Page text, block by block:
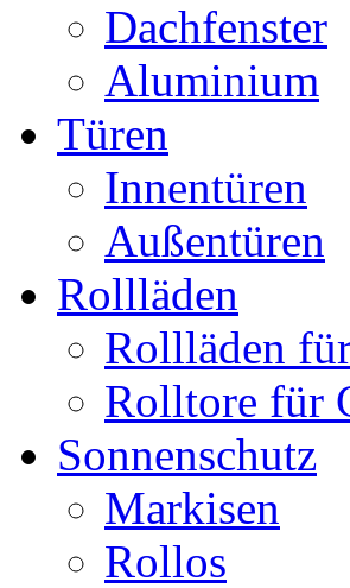
Dachfenster
Aluminium
Türen
Innentüren
Außentüren
Rollläden
Rollläden
Rolltore für
Sonnenschutz
Markisen
Rollos